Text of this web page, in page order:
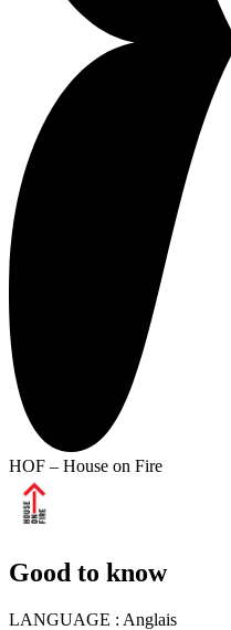
HOF – House on Fire
Good to know
LANGUAGE : Anglais